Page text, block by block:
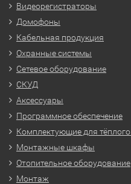
Видеорегистраторы
Домофоны
Кабельная продукция
Охранные системы
Сетевое оборудование
СКУД
Аксессуары
Программное обеспечение
Комплектующие для
Монтажные шкафы
Отопительное оборудование
Монтаж